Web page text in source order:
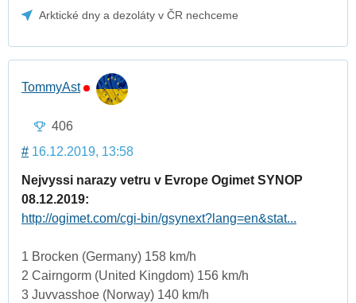
Arktické dny a dezoláty v ČR nechceme
TommyAst
406
# 16.12.2019, 13:58
Nejvyssi narazy vetru v Evrope Ogimet SYNOP
08.12.2019:
http://ogimet.com/cgi-bin/gsynext?lang=en&stat...
1 Brocken (Germany) 158 km/h
2 Cairngorm (United Kingdom) 156 km/h
3 Juvvasshoe (Norway) 140 km/h